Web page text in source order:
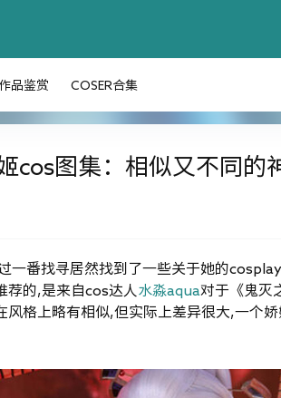
作品鉴赏 COSER合集
cos图集：相似又不同的
一番找寻居然找到了一些关于她的
荐的,是来自cos达人 水淼aqua对于《鬼灭
格上略有相似,但实际上差异很大,一个